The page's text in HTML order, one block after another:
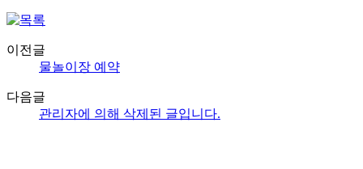
이전글
물놀이장 예약
다음글
관리자에 의해 삭제된 글입니다.